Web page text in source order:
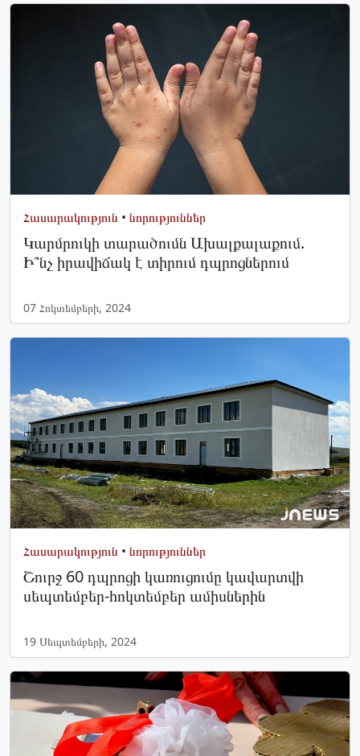
Հասարակություն • նորություններ
Կարմրուկի տարածումն Ախալքալաքում.
Ի՞նչ իրավիճակ է տիրում դպրոցներում
07 Հոկտեմբերի, 2024
Հասարակություն • նորություններ
Շուրջ 60 դպրոցի կառուցումը կավարտվի
սեպտեմբեր-հոկտեմբեր ամիսներին
19 Սեպտեմբերի, 2024